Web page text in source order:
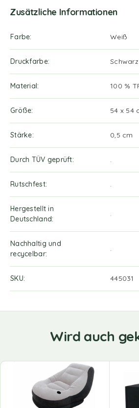
Zusätzliche Informationen
Farbe Weiß
Druckfarbe Schwarz
Material 100 %
Größe 54 x 54
Stärke 0,5 cm
Durch TÜV geprüft .
Rutschfest .
Hergestellt in
Deutschland
.
Nachhaltig und
recycelbar
.
SKU 445031
Wird auch